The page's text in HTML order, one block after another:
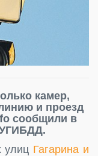
камер,
и проезд
сообщили в
УГИБДД.
улиц Гагарина и